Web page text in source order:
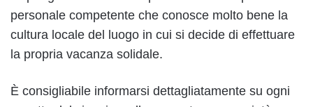
personale competente che conosce molto bene la
cultura locale del luogo in cui si decide di effettuare
la propria vacanza solidale.
È consigliabile informarsi dettagliatamente su ogni